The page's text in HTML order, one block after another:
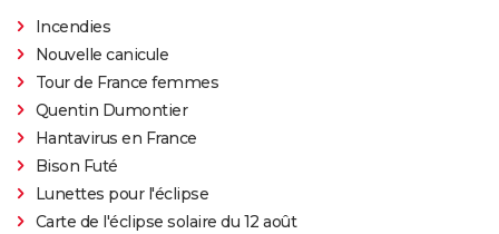
Incendies
Nouvelle canicule
Tour de France femmes
Quentin Dumontier
Hantavirus en France
Bison Futé
Lunettes pour l'éclipse
Carte de l'éclipse solaire du 12 août